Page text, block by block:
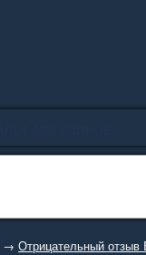
→ Отрицательный отзыв